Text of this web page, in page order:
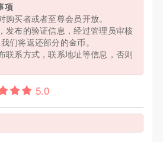
项
买者或者至尊会员开放。
发布的验证信息，经过管理员审核
们将返还部分的金币。
联系方式，联系地址等信息，否则